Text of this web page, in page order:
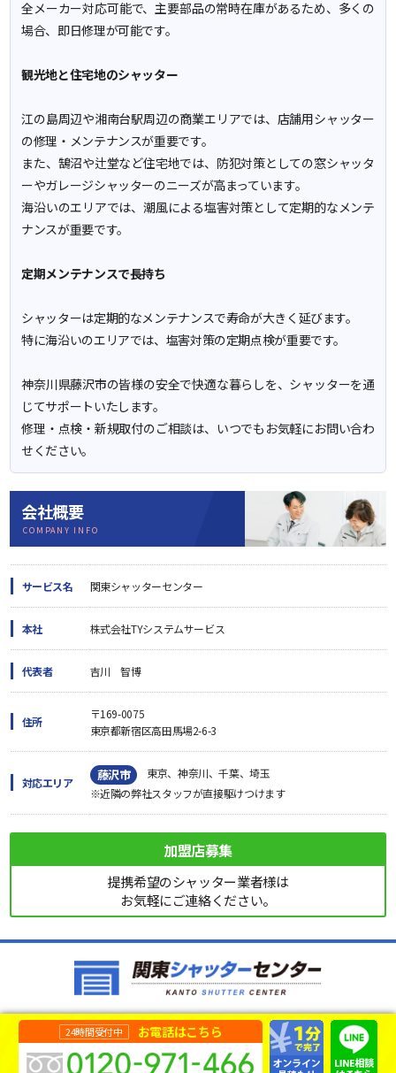
全メーカー対応可能で、主要部品の常時在庫があるため、多くの
場合、即日修理が可能です。
観光地と住宅地のシャッター
江の島周辺や湘南台駅周辺の商業エリアでは、店舗用シャッター
の修理・メンテナンスが重要です。
また、鵠沼や辻堂など住宅地では、防犯対策としての窓シャッタ
ーやガレージシャッターのニーズが高まっています。
海沿いのエリアでは、潮風による塩害対策として定期的なメンテ
ナンスが重要です。
定期メンテナンスで長持ち
シャッターは定期的なメンテナンスで寿命が大きく延びます。
特に海沿いのエリアでは、塩害対策の定期点検が重要です。
神奈川県藤沢市の皆様の安全で快適な暮らしを、シャッターを通
じてサポートいたします。
修理・点検・新規取付のご相談は、いつでもお気軽にお問い合わ
せください。
会社概要
COMPANY INFO
サービス名 関東シャッターセンター
本社 株式会社TYシステムサービス
代表者 吉川 智博
住所
〒169-0075
東京都新宿区高田馬場2-6-3
対応エリア 藤沢市
東京、神奈川、千葉、埼玉
※近隣の弊社スタッフが直接駆けつけます
加盟店募集
提携希望のシャッター業者様は
お気軽にご連絡ください。
24時間受付中 お電話はこちら